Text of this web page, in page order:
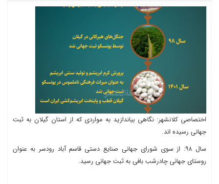
اختصاصی کلانشهر: نگاهی بیاندازید به مواردی که از استان گیلان به ثبت
جهانی رسیده اند.
سال ۹۸: از سوی شورای جهانی صنایع دستی قاسم آباد رودسر به عنوان
روستای جهانی چادرشب بافی به ثبت جهانی رسید.